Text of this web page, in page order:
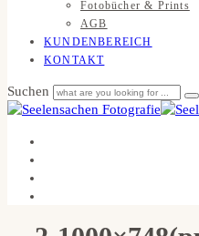
Fotobücher & Prints
AGB
KUNDENBEREICH
KONTAKT
Suchen